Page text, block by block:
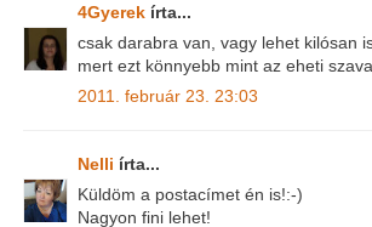
4Gyerek írta...
csak darabra van, vagy lehet kilósan
mert ezt könnyebb mint az eheti
2011. február 23. 23:03
Nelli írta...
Küldöm a postacímet én is!:-)
Nagyon fini lehet!